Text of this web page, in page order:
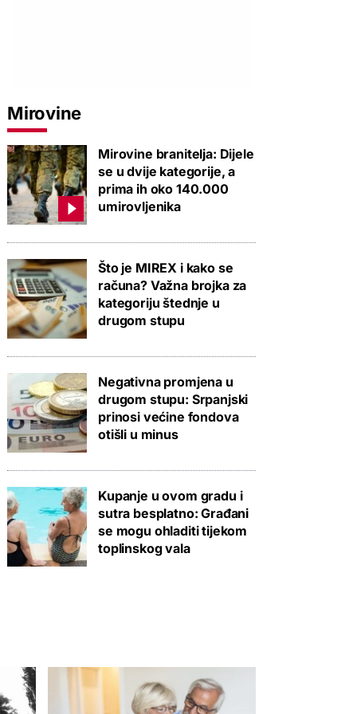
Mirovine
Mirovine branitelja: Dijele
se u dvije kategorije, a
prima ih oko 140.000
umirovljenika
Što je MIREX i kako se
računa? Važna brojka za
kategoriju štednje u
drugom stupu
Negativna promjena u
drugom stupu: Srpanjski
prinosi većine fondova
otišli u minus
Kupanje u ovom gradu i
sutra besplatno: Građani
se mogu ohladiti tijekom
toplinskog vala